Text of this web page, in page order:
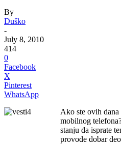
By
Duško
-
July 8, 2010
414
0
Facebook
X
Pinterest
WhatsApp
Ako ste ovih
mobilnog
stanju da isprate
provode dobar